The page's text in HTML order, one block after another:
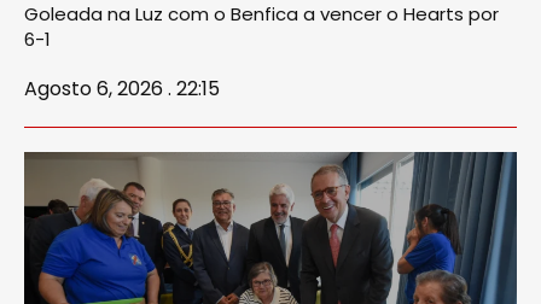
Goleada na Luz com o Benfica a vencer o Hearts por
6-1
Agosto 6, 2026 . 22:15